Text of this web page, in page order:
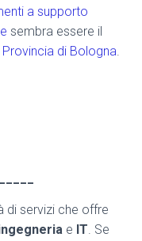
a supporto
sembra essere il
di Bologna.
di servizi che offre
e IT. Se